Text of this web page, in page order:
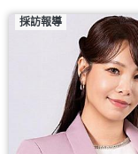
採訪報導